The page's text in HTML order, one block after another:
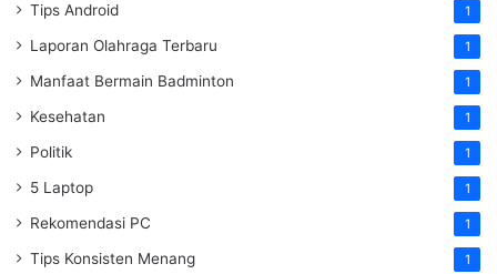
Tips Android 1
Laporan Olahraga Terbaru 1
Manfaat Bermain Badminton 1
Kesehatan 1
Politik 1
5 Laptop 1
Rekomendasi PC 1
Tips Konsisten Menang 1